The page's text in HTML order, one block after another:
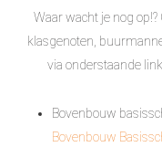
Waar wacht je nog
klasgenoten,
via onderstaande
Bovenbouw
Bovenbouw